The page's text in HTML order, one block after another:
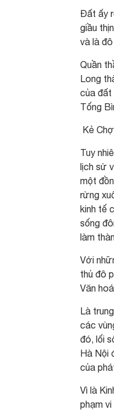
Đất ấy
giầu
và là
Quần
Long
của đất
Tống
Kẻ
Tuy
lịch sử
một
rừng
kinh tế
sống
làm
Với
thủ đô
Văn
Là
các
đó, lối
Hà Nội
của
Vì là
phạm